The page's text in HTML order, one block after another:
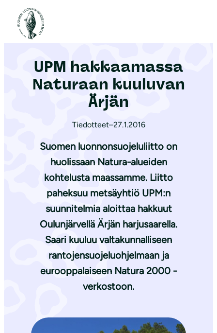
Etusivu
UPM hakkaamassa
Naturaan kuuluvan
Ärjän
Tiedotteet–27.1.2016
Suomen luonnonsuojeluliitto on
huolissaan Natura-alueiden
kohtelusta maassamme. Liitto
paheksuu metsäyhtiö UPM:n
suunnitelmia aloittaa hakkuut
Oulunjärvellä Ärjän harjusaarella.
Saari kuuluu valtakunnalliseen
rantojensuojeluohjelmaan ja
eurooppalaiseen Natura 2000 -
verkostoon.